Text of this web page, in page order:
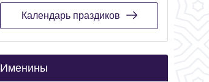
Календарь праздиков
Именины